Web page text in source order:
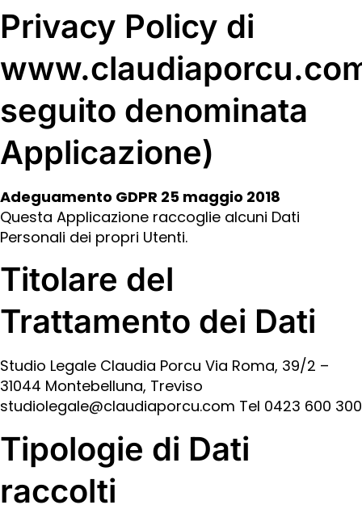
Privacy Policy di
seguito denominata
Applicazione)
Adeguamento GDPR 25 maggio 2018
Questa Applicazione raccoglie alcuni Dati
Personali dei propri Utenti.
Titolare del
Trattamento dei Dati
Studio Legale Claudia Porcu Via Roma, 39/2 –
31044 Montebelluna, Treviso
studiolegale@claudiaporcu.com Tel 0423 600 300
Tipologie di Dati
raccolti